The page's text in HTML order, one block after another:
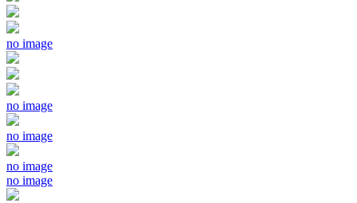
no image
no image
no image
no image
no image